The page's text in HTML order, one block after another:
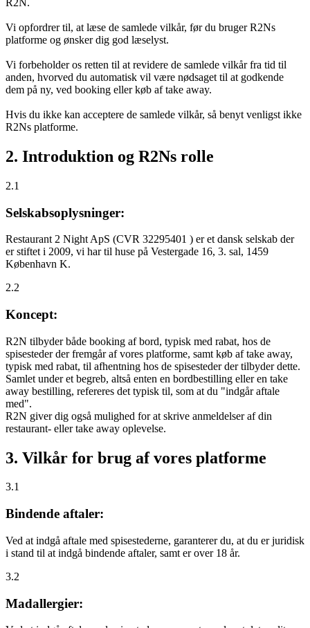
R2N.
Vi opfordrer til, at læse de samlede vilkår, før du bruger R2Ns
platforme og ønsker dig god læselyst.
Vi forbeholder os retten til at revidere de samlede vilkår fra tid til
anden, hvorved du automatisk vil være nødsaget til at godkende
dem på ny, ved booking eller køb af take away.
Hvis du ikke kan acceptere de samlede vilkår, så benyt venligst ikke
R2Ns platforme.
2. Introduktion og R2Ns rolle
2.1
Selskabsoplysninger:
Restaurant 2 Night ApS (CVR 32295401 ) er et dansk selskab der
er stiftet i 2009, vi har til huse på Vestergade 16, 3. sal, 1459
København K.
2.2
Koncept:
R2N tilbyder både booking af bord, typisk med rabat, hos de
spisesteder der fremgår af vores platforme, samt køb af take away,
typisk med rabat, til afhentning hos de spisesteder der tilbyder dette.
Samlet under et begreb, altså enten en bordbestilling eller en take
away bestilling, refereres det typisk til, som at du "indgår aftale
med".
R2N giver dig også mulighed for at skrive anmeldelser af din
restaurant- eller take away oplevelse.
3. Vilkår for brug af vores platforme
3.1
Bindende aftaler:
Ved at indgå aftale med spisestederne, garanterer du, at du er juridisk
i stand til at indgå bindende aftaler, samt er over 18 år.
3.2
Madallergier: